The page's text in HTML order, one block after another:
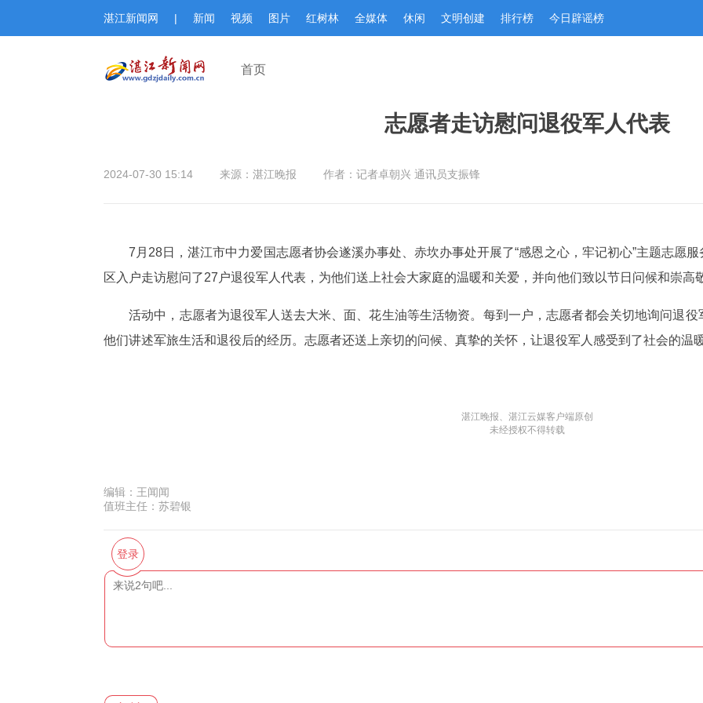
湛江新闻网 | 新闻 视频 图片 红树林 全媒体 休闲 文明创建 排行榜 今日辟谣榜
首页
志愿者走访慰问退役军人代表
2024-07-30 15:14 来源：湛江晚报 作者：记者卓朝兴 通讯员支振锋
7月28日，湛江市中力爱国志愿者协会遂溪办事处、赤坎办事处开展了“感恩之心，牢记初心”主题志愿
区入户走访慰问了27户退役军人代表，为他们送上社会大家庭的温暖和关爱，并向他们致以节日问候和崇高
活动中，志愿者为退役军人送去大米、面、花生油等生活物资。每到一户，志愿者都会关切地询问退
他们讲述军旅生活和退役后的经历。志愿者还送上亲切的问候、真挚的关怀，让退役军人感受到了社会的温
湛江晚报、湛江云媒客户端原创
未经授权不得转载
编辑： 王闻闻
值班主任： 苏碧银
登录